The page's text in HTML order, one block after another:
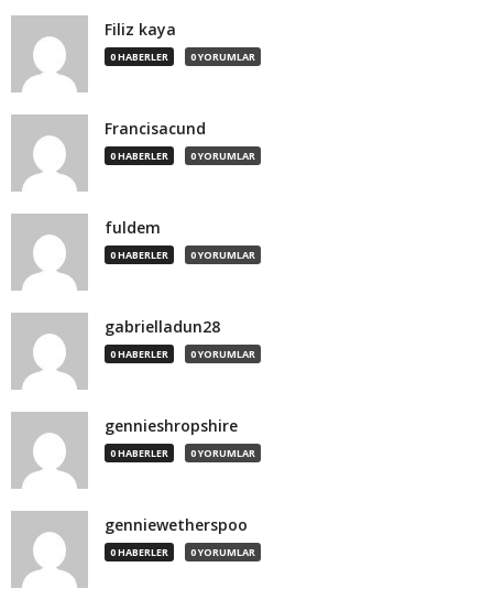
Filiz kaya
0 HABERLER 0 YORUMLAR
Francisacund
0 HABERLER 0 YORUMLAR
fuldem
0 HABERLER 0 YORUMLAR
gabrielladun28
0 HABERLER 0 YORUMLAR
gennieshropshire
0 HABERLER 0 YORUMLAR
genniewetherspoo
0 HABERLER 0 YORUMLAR